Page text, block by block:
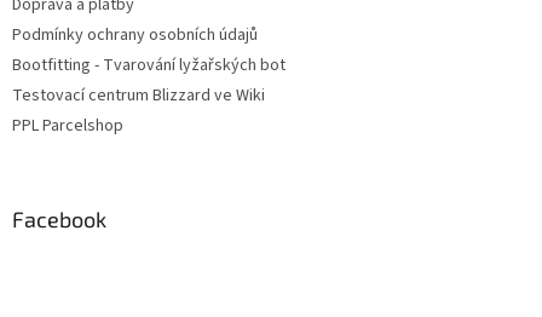
Podmínky ochrany osobních údajů
Bootfitting - Tvarování lyžařských bot
Testovací centrum Blizzard ve Wiki
PPL Parcelshop
Facebook